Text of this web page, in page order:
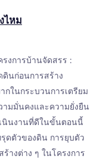
ไหม
งการบ้านจัดสรร :
นก่อนการสร้าง
ในกระบวนการเตรียม
ามมั่นคงและความยั่งยืน
นินงานที่ดีในขั้นตอนนี้
ดตัวของดิน การยุบตัว
างต่าง ๆ ในโครงการ